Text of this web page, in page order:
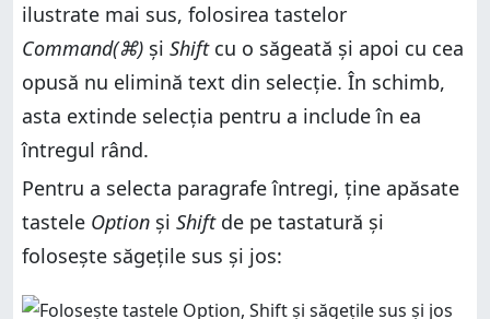
ilustrate mai sus, folosirea tastelor
Command(⌘) și Shiftcu o săgeată și apoi cu cea
opusă nu elimină text din selecție. În schimb,
asta extinde selecția pentru a include în ea
întregul rând.
Pentru a selecta paragrafe întregi, ține apăsate
tastele Option și Shiftde pe tastatură și
folosește săgețile sus și jos: